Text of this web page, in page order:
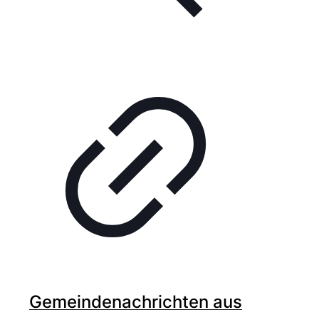
Gemeindenachrichten aus